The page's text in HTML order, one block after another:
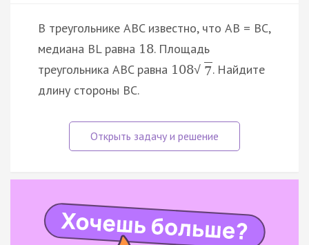
В треугольнике ABC известно, что AB = BC,
медиана BL равна 18. Площадь
треугольника ABC равна 108√ 7. Найдите
длину стороны BC.